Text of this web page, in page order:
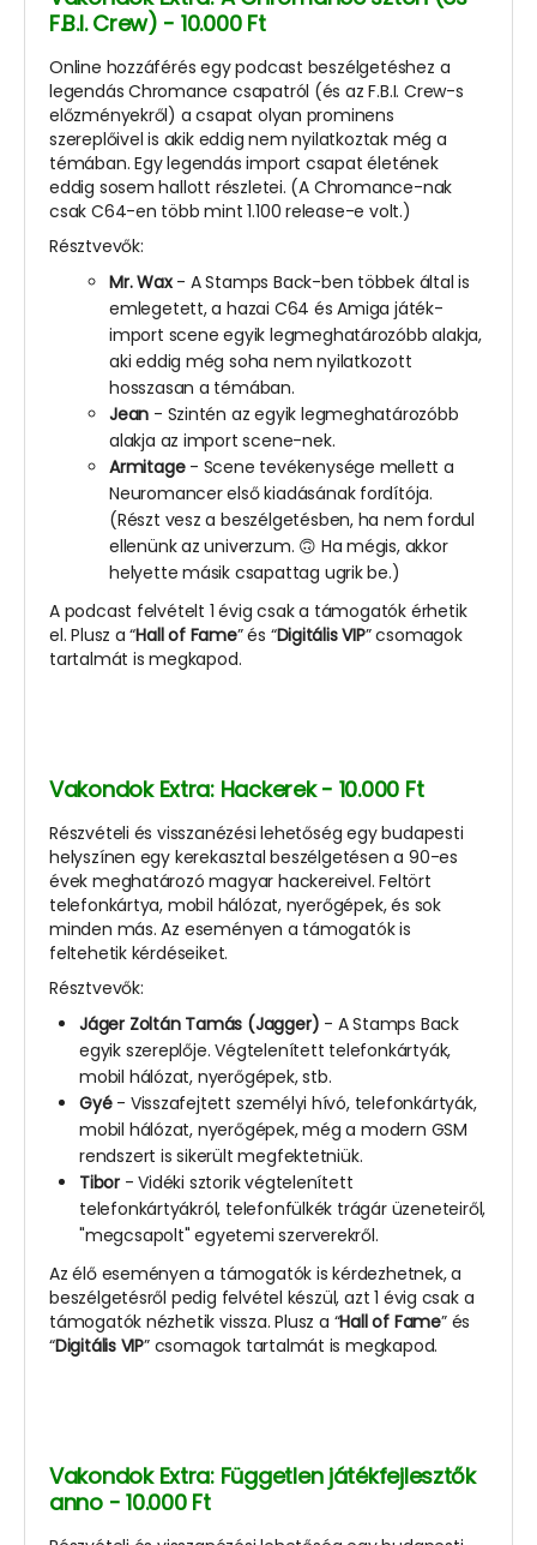
F.B.I. Crew) - 10.000 Ft
Online hozzáférés egy podcast beszélgetéshez a
legendás Chromance csapatról (és az F.B.I. Crew-s
előzményekről) a csapat olyan prominens
szereplőivel is akik eddig nem nyilatkoztak még a
témában. Egy legendás import csapat életének
eddig sosem hallott részletei. (A Chromance-nak
csak C64-en több mint 1.100 release-e volt.)
Résztvevők:
Mr. Wax - A Stamps Back-ben többek által is
emlegetett, a hazai C64 és Amiga játék-
import scene egyik legmeghatározóbb alakja,
aki eddig még soha nem nyilatkozott
hosszasan a témában.
Jean - Szintén az egyik legmeghatározóbb
alakja az import scene-nek.
Armitage- Scene tevékenysége mellett a
Neuromancer első kiadásának fordítója.
(Részt vesz a beszélgetésben, ha nem fordul
ellenünk az univerzum. 🙃 Ha mégis, akkor
helyette másik csapattag ugrik be.)
A podcast felvételt 1 évig csak a támogatók érhetik
el. Plusz a “Hall of Fame” és “Digitális VIP” csomagok
tartalmát is megkapod.
Vakondok Extra: Hackerek - 10.000 Ft
Részvételi és visszanézési lehetőség egy budapesti
helyszínen egy kerekasztal beszélgetésen a 90-es
évek meghatározó magyar hackereivel. Feltört
telefonkártya, mobil hálózat, nyerőgépek, és sok
minden más. Az eseményen a támogatók is
feltehetik kérdéseiket.
Résztvevők:
Jáger Zoltán Tamás (Jagger) - A Stamps Back
egyik szereplője. Végtelenített telefonkártyák,
mobil hálózat, nyerőgépek, stb.
Gyé- Visszafejtett személyi hívó, telefonkártyák,
mobil hálózat, nyerőgépek, még a modern GSM
rendszert is sikerült megfektetniük.
Tibor - Vidéki sztorik végtelenített
telefonkártyákról, telefonfülkék trágár üzeneteiről,
"megcsapolt" egyetemi szerverekről.
Az élő eseményen a támogatók is kérdezhetnek, a
beszélgetésről pedig felvétel készül, azt 1 évig csak a
támogatók nézhetik vissza. Plusz a “Hall of Fame” és
“Digitális VIP” csomagok tartalmát is megkapod.
Vakondok Extra: Független játékfejlesztők
anno - 10.000 Ft